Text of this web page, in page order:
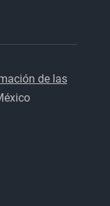
de las